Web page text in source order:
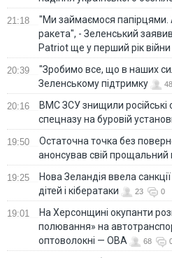
21:18
"Ми займаємося папірцями.
ракета", - Зеленський
Patriot ще у перший рік війни
20:39
"Зробимо все, що в наших
Зеленському підтримку
48
20:16
ВМС ЗСУ знищили російські
спецназу на буровій
19:50
Остаточна точка без
анонсував свій прощальний
19:25
Нова Зеландія ввела
дітей і кібератаки
23 0
19:01
На Херсонщині окупанти
полювання» на
оптоволокні — ОВА
68